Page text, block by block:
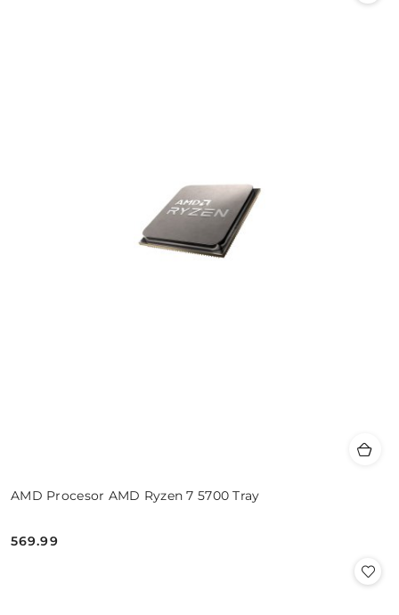
AMD Procesor AMD Ryzen 7 5700 Tray
Cena:
569.99